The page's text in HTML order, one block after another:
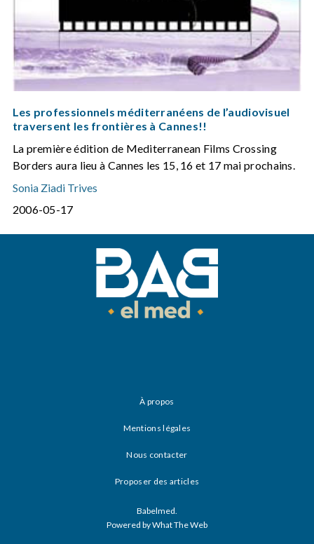
Les professionnels méditerranéens de l’audiovisuel
traversent les frontières à Cannes!!
La première édition de Mediterranean Films Crossing
Borders aura lieu à Cannes les 15, 16 et 17 mai prochains.
Sonia Ziadi Trives
2006-05-17
À propos
Mentions légales
Nous contacter
Proposer des articles
Babelmed.
Powered by What The Web